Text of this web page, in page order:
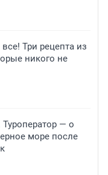
Три рецепта из
никого не
— о
море после